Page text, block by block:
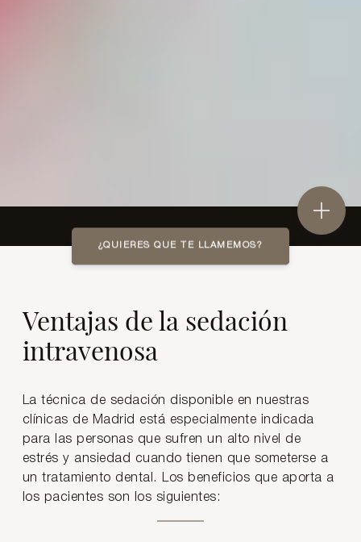
¿QUIERES QUE TE LLAMEMOS?
Ventajas de la sedación
intravenosa
La técnica de sedación disponible en nuestras
clínicas de Madrid está especialmente indicada
para las personas que sufren un alto nivel de
estrés y ansiedad cuando tienen que someterse a
un tratamiento dental. Los beneficios que aporta a
los pacientes son los siguientes: